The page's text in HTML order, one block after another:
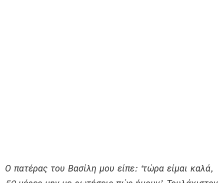
Ο πατέρας του Βασίλη μου είπε: ‘τώρα είμαι καλά,